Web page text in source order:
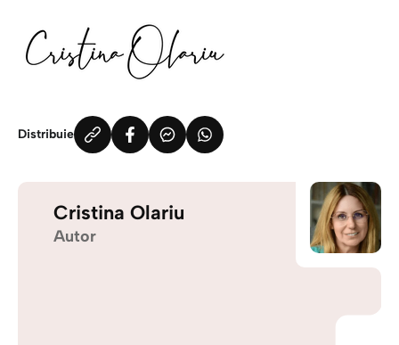
Distribuie
Cristina Olariu
Autor